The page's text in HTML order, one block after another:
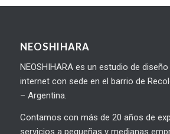
NEOSHIHARA
NEOSHIHARA es un estudio de
internet con sede en el barrio de
– Argentina.
Contamos con más de 20 años de
servicios a pequeñas y medianas